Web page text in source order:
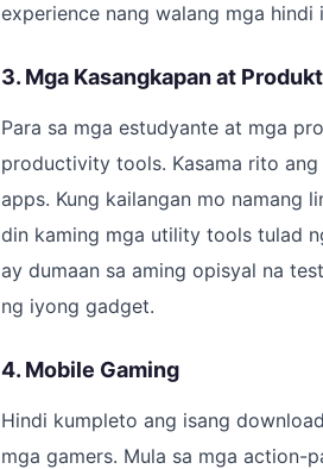
experience nang walang mga hindi
3. Mga Kasangkapan at
Para sa mga estudyante at mga
productivity tools. Kasama rito
apps. Kung kailangan mo namang
din kaming mga utility tools tulad
ay dumaan sa aming opisyal na
ng iyong gadget.
4. Mobile Gaming
Hindi kumpleto ang isang
mga gamers. Mula sa mga action-